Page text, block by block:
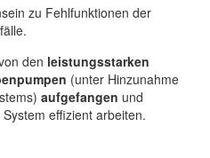
zu Fehlfunktionen der
den leistungsstarken
(unter Hinzunahme
aufgefangen und
effizient arbeiten.